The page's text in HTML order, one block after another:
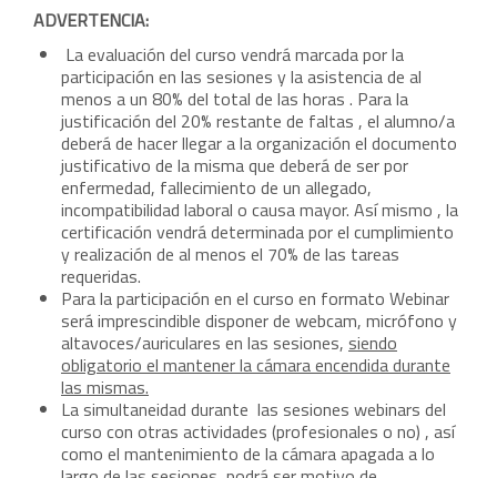
ADVERTENCIA:
La evaluación del curso vendrá marcada por la
participación en las sesiones y la asistencia de al
menos a un 80% del total de las horas . Para la
justificación del 20% restante de faltas , el alumno/a
deberá de hacer llegar a la organización el documento
justificativo de la misma que deberá de ser por
enfermedad, fallecimiento de un allegado,
incompatibilidad laboral o causa mayor. Así mismo , la
certificación vendrá determinada por el cumplimiento
y realización de al menos el 70% de las tareas
requeridas.
Para la participación en el curso en formato Webinar
será imprescindible disponer de webcam, micrófono y
altavoces/auriculares en las sesiones, siendo
obligatorio el mantener la cámara encendida durante
las mismas.
La simultaneidad durante las sesiones webinars del
curso con otras actividades (profesionales o no) , así
como el mantenimiento de la cámara apagada a lo